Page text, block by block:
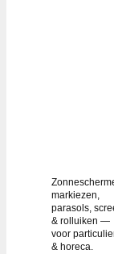
markiezen,
parasols,
& rolluiken —
voor
& horeca.